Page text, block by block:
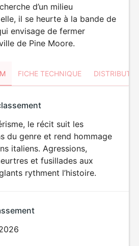
d’un milieu
il se heurte à la bande de
envisage de fermer
de Pine Moore.
FICHE TECHNIQUE
VIOLENCE
le récit suit les
du genre et rend hommage
italiens. Agressions,
et fusillades aux
rythment l’histoire.